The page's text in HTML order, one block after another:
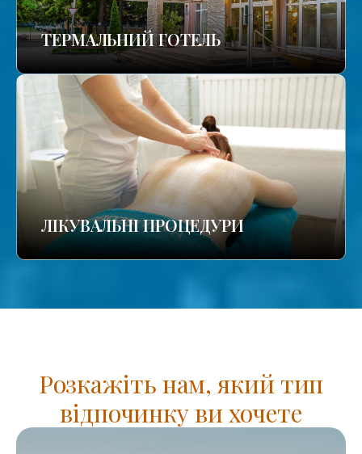
ТЕРМАЛЬНИЙ ГОТЕЛЬ
ЛІКУВАЛЬНІ ПРОЦЕДУРИ
Розкажіть нам, який тип
відпочинку ви хочете